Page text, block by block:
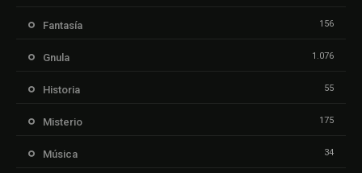
Fantasía 156
Gnula 1.076
Historia 55
Misterio 175
Música 34